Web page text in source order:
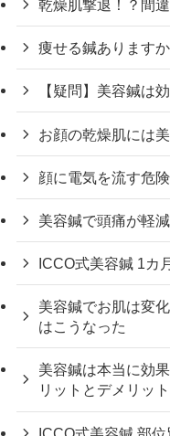
乾燥肌撃退！？間
痩せる鍼ありますか
【疑問】美容鍼は
お顔の乾燥肌には
顔に電気を流す危
美容鍼で頭痛が軽
ICCO式美容鍼 1カ
美容鍼でお肌は変
はこうなった
美容鍼は本当に効
リットとデメリット